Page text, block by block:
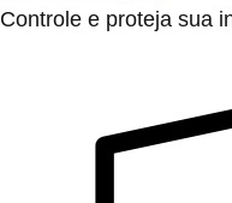
Controle e proteja sua